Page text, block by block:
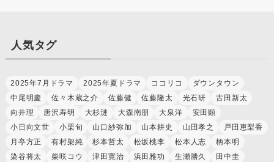
人気タグ
2025年7月ドラマ 2025年夏ドラマ ココリコ
ダウンタウン
中尾明慶
佐々木蔵之介 佐藤健 佐藤隆太 光石研
古田新太
向井理
唐沢寿明 大杉漣 大森南朋 大泉洋
安田顕
小日向文世
小栗旬 山口紗弥加 山本耕史 山田孝之
戸田恵梨香
月亭方正
有村架純 杉本哲太 松坂桃李 松本人志
柄本明
染谷将太
柴咲コウ 津田寛治 浜田雅功 生瀬勝久
田中圭